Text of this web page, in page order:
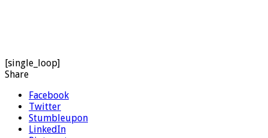
[single_loop]
Share
Facebook
Twitter
Stumbleupon
LinkedIn